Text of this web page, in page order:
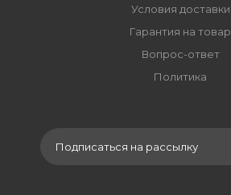
Условия доставки
Гарантия на товар
Вопрос-ответ
Политика
Подписаться на рассылку